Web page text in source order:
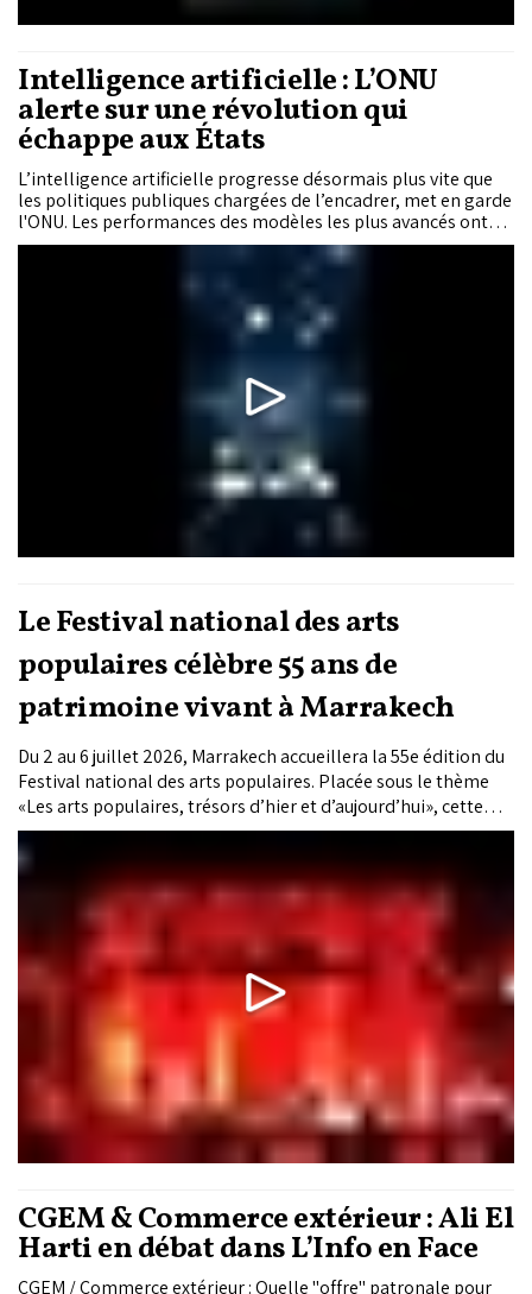
Intelligence artificielle : L’ONU
alerte sur une révolution qui
échappe aux États
L’intelligence artificielle progresse désormais plus vite que
les politiques publiques chargées de l’encadrer, met en garde
l'ONU. Les performances des modèles les plus avancés ont
bondi de 8% à 45% en seulement 16 mois sur Humanity's Last
Le Festival national des arts
populaires célèbre 55 ans de
patrimoine vivant à Marrakech
Du 2 au 6 juillet 2026, Marrakech accueillera la 55e édition du
Festival national des arts populaires. Placée sous le thème
«Les arts populaires, trésors d’hier et d’aujourd’hui», cette
édition marque le retour du spectacle principal au Palais El
Badiâ, inaugure la Medersa Ben Youssef comme nouveau lieu
de représentation et rend un hommage inédit à la Aïta au
féminin, confirmant la volonté du Festival de conjuguer...
CGEM & Commerce extérieur : Ali El
Harti en débat dans L’Info en Face
CGEM / Commerce extérieur : Quelle "offre" patronale pour